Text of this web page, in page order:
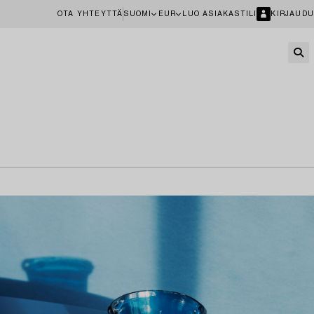
OTA YHTEYTTÄ SUOMI EUR LUO ASIAKASTILI KIRJAUDU